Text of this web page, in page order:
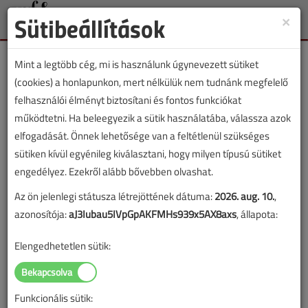
Toggle
Lapszám:
TARTALOM
Gáz van?
Figylem! Ez a cikk 24 éve frissült utoljára. A benne szereplő
információk mára aktualitásukat veszíthették, valamint a tartalom
×
Sütibeállítások
Mint a legtöbb cég, mi is használunk úgynevezett sütiket
(cookies) a honlapunkon, mert nélkülük nem tudnánk megfelelő
felhasználói élményt biztosítani és fontos funkciókat
működtetni. Ha beleegyezik a sütik használatába, válassza azok
elfogadását. Önnek lehetősége van a feltétlenül szükséges
sütiken kívül egyénileg kiválasztani, hogy milyen típusú sütiket
engedélyez. Ezekről alább bővebben olvashat.
Az ön jelenlegi státusza létrejöttének dátuma:2026. aug. 10.,
azonosítója:aJ3Iubau5IVpGpAKFMHs939x5AX8axs, állapota:
Elengedhetetlen sütik:
Funkcionális sütik: